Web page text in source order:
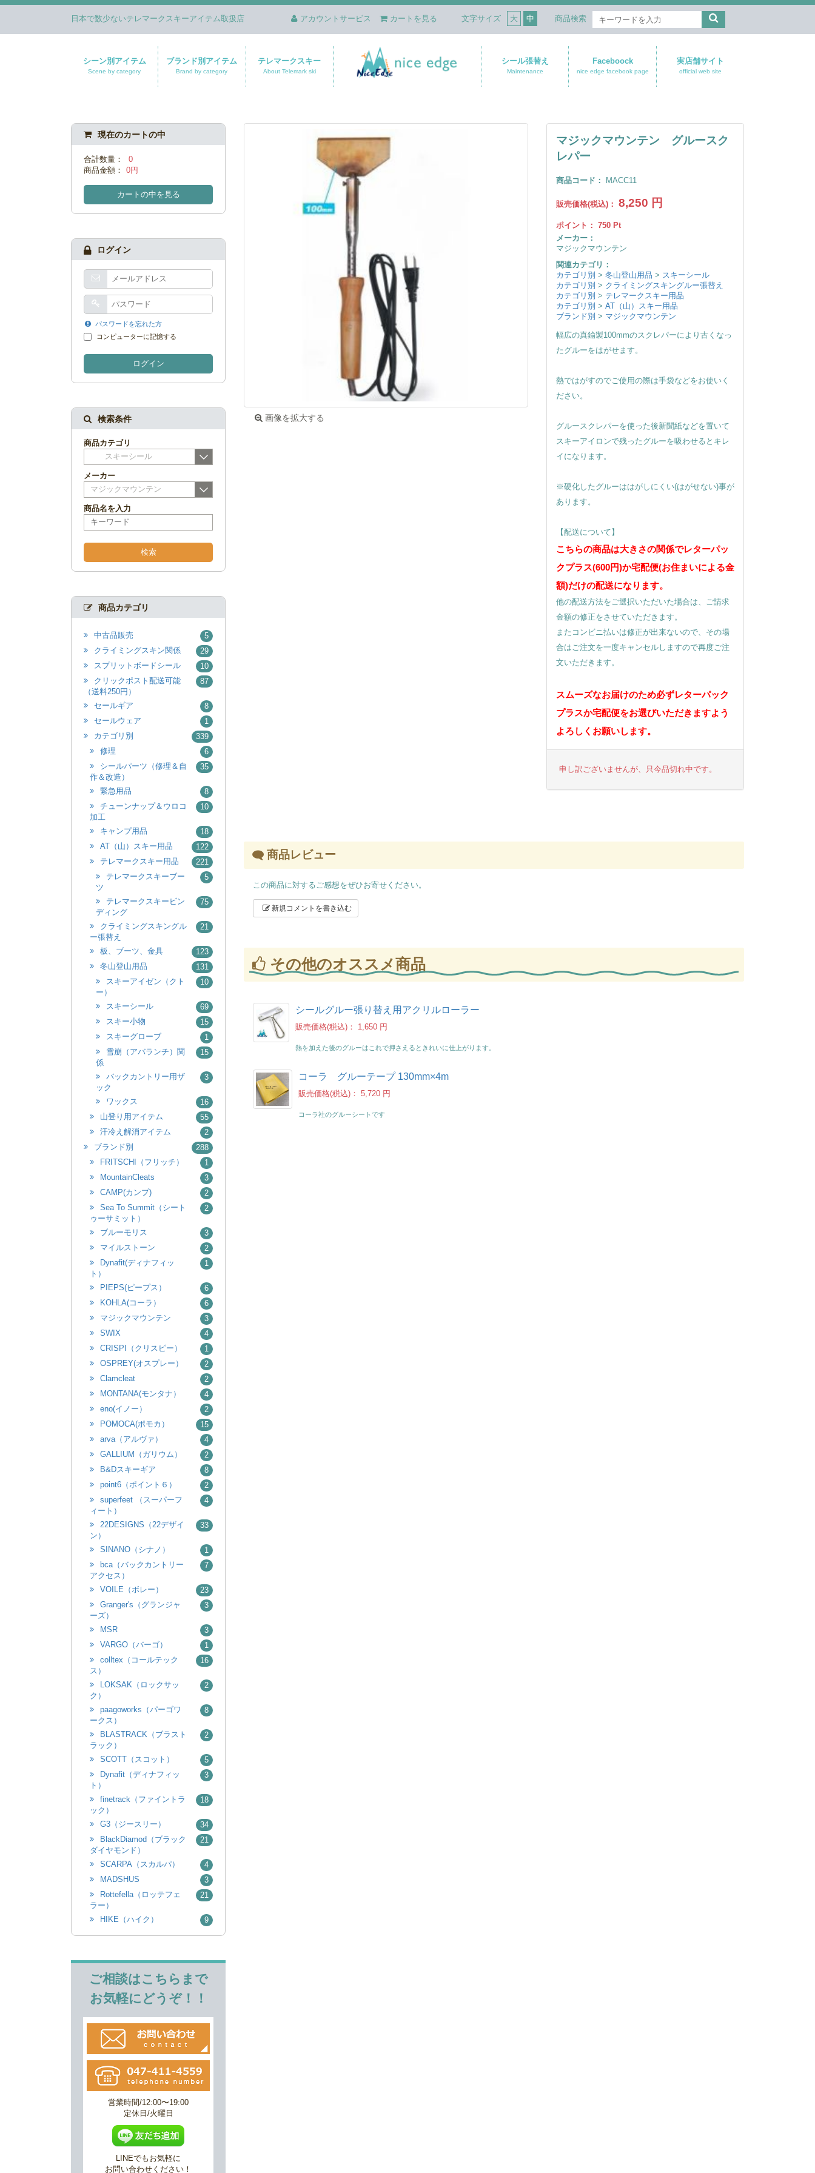
日本で数少ないテレマークスキーアイテム取扱店 アカウントサービス カートを見る 文字サイズ 大 中 商品検索
シーン別アイテム
Scene by category
ブランド別アイテム
Brand by category
テレマークスキー
About Telemark ski
シール張替え
Maintenance
Faceboock
nice edge facebook page
実店舗サイト
official web site
画像を拡大する
マジックマウンテン グルースク
レパー
商品コード： MACC11
販売価格(税込)： 8,250 円
ポイント： 750 Pt
メーカー：
マジックマウンテン
関連カテゴリ：
カテゴリ別 > 冬山登山用品 > スキーシール
カテゴリ別 > クライミングスキングルー張替え
カテゴリ別 > テレマークスキー用品
カテゴリ別 > AT（山）スキー用品
ブランド別 > マジックマウンテン
幅広の真鍮製100mmのスクレパーにより古くなっ
たグルーをはがせます。
熱ではがすのでご使用の際は手袋などをお使いく
ださい。
グルースクレパーを使った後新聞紙などを置いて
スキーアイロンで残ったグルーを吸わせるとキレ
イになります。
※硬化したグルーははがしにくい(はがせない)事が
あります。
【配送について】
こちらの商品は大きさの関係でレターパッ
クプラス(600円)か宅配便(お住まいによる金
額)だけの配送になります。
他の配送方法をご選択いただいた場合は、ご請求
金額の修正をさせていただきます。
またコンビニ払いは修正が出来ないので、その場
合はご注文を一度キャンセルしますので再度ご注
文いただきます。
スムーズなお届けのため必ずレターパック
プラスか宅配便をお選びいただきますよう
よろしくお願いします。
申し訳ございませんが、只今品切れ中です。
商品レビュー
この商品に対するご感想をぜひお寄せください。
新規コメントを書き込む
その他のオススメ商品
シールグルー張り替え用アクリルローラー
販売価格(税込)： 1,650 円
熱を加えた後のグルーはこれで押さえるときれいに仕上がります。
コーラ グルーテープ 130mm×4m
販売価格(税込)： 5,720 円
コーラ社のグルーシートです
現在のカートの中
合計数量：
0
商品金額：
0円
カートの中を見る
ログイン
パスワードを忘れた方
コンピューターに記憶する
ログイン
検索条件
商品カテゴリ
スキーシール
メーカー
マジックマウンテン
商品名を入力
検索
商品カテゴリ
中古品販売
5
クライミングスキン関係
29
スプリットボードシール
10
クリックポスト配送可能
（送料250円）
87
セールギア
8
セールウェア
1
カテゴリ別
339
修理
6
シールパーツ（修理＆自
作＆改造）
35
緊急用品
8
チューンナップ＆ウロコ
加工
10
キャンプ用品
18
AT（山）スキー用品
122
テレマークスキー用品
221
テレマークスキーブー
ツ
5
テレマークスキービン
ディング
75
クライミングスキングル
ー張替え
21
板、ブーツ、金具
123
冬山登山用品
131
スキーアイゼン（クト
ー）
10
スキーシール
69
スキー小物
15
スキーグローブ
1
雪崩（アバランチ）関
係
15
バックカントリー用ザ
ック
3
ワックス
16
山登り用アイテム
55
汗冷え解消アイテム
2
ブランド別
288
FRITSCHI（フリッチ）
1
MountainCleats
3
CAMP(カンプ)
2
Sea To Summit（シート
ゥーサミット）
2
ブルーモリス
3
マイルストーン
2
Dynafit(ディナフィッ
ト）
1
PIEPS(ピープス）
6
KOHLA(コーラ）
6
マジックマウンテン
3
SWIX
4
CRISPI（クリスピー）
1
OSPREY(オスプレー）
2
Clamcleat
2
MONTANA(モンタナ）
4
eno(イノー）
2
POMOCA(ポモカ）
15
arva（アルヴァ）
4
GALLIUM（ガリウム）
2
B&Dスキーギア
8
point6（ポイント６）
2
superfeet （スーパーフ
ィート）
4
22DESIGNS（22デザイ
ン）
33
SINANO（シナノ）
1
bca（バックカントリー
アクセス）
7
VOILE（ボレー）
23
Granger's（グランジャ
ーズ）
3
MSR
3
VARGO（バーゴ）
1
colltex（コールテック
ス）
16
LOKSAK（ロックサッ
ク）
2
paagoworks（パーゴワ
ークス）
8
BLASTRACK（ブラスト
ラック）
2
SCOTT（スコット）
5
Dynafit（ディナフィッ
ト）
3
finetrack（ファイントラ
ック）
18
G3（ジースリー）
34
BlackDiamod（ブラック
ダイヤモンド）
21
SCARPA（スカルパ）
4
MADSHUS
3
Rottefella（ロッテフェ
ラー）
21
HIKE（ハイク） 9
ご相談はこちらまで
お気軽にどうぞ！！
営業時間/12:00〜19:00
定休日/火曜日
LINEでもお気軽に
お問い合わせください！